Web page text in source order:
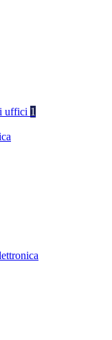
uffici 1